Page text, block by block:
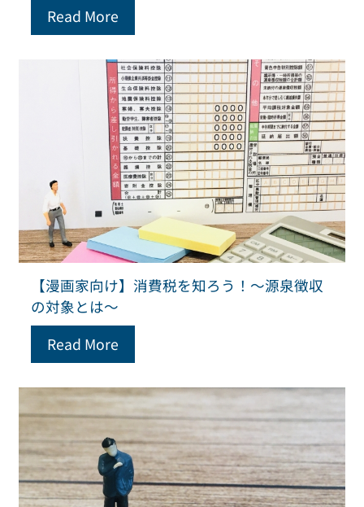
Read More
【漫画家向け】消費税を知ろう！～源泉徴収
の対象とは～
Read More